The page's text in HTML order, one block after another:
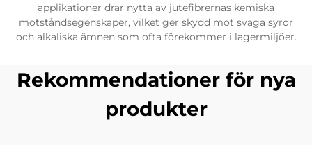
applikationer drar nytta av jutefibrernas kemiska
motståndsegenskaper, vilket ger skydd mot svaga syror
och alkaliska ämnen som ofta förekommer i lagermiljöer.
Rekommendationer för nya
produkter